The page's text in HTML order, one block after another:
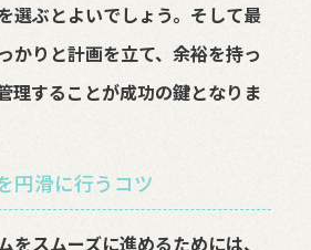
選ぶとよいでしょう。そして最
かりと計画を立て、余裕を持っ
理することが成功の鍵となりま
円滑に行うコツ
をスムーズに進めるためには、